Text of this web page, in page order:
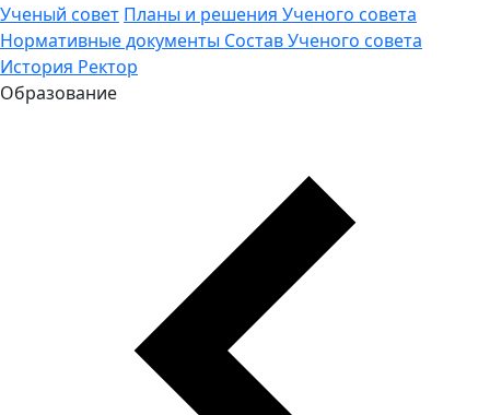
Ученый совет Планы и решения Ученого совета
Нормативные документы Состав Ученого совета
История Ректор
Образование